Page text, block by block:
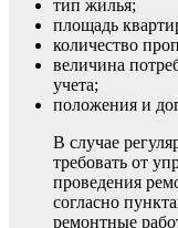
тип жилья;
площадь
количество
величина
учета;
положения и
В случае
требовать от
проведения
согласно
ремонтные